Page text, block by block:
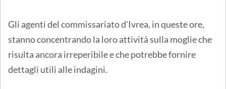
Gli agenti del commissariato d'Ivrea, in queste ore,
stanno concentrando la loro attività sulla moglie che
risulta ancora irreperibile e che potrebbe fornire
dettagli utili alle indagini.